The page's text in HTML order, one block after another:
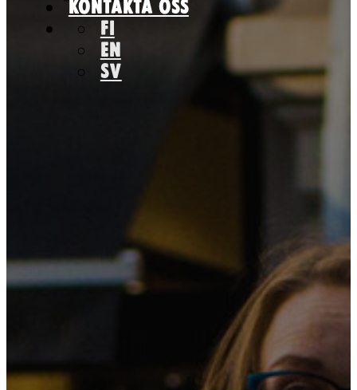
KONTAKTA OSS
FI
EN
SV